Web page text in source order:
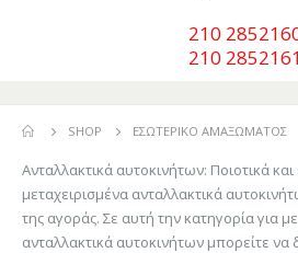
210
210 2852161
SHOP ΕΣΩΤΕΡΙΚΌ ΑΜΑΞΏΜΑΤΟΣ
Ανταλλακτικά αυτοκινήτων: Ποιοτικά
μεταχειρισμένα ανταλλακτικά
της αγοράς. Σε αυτή την κατηγορία για
ανταλλακτικά αυτοκινήτων μπορείτε να